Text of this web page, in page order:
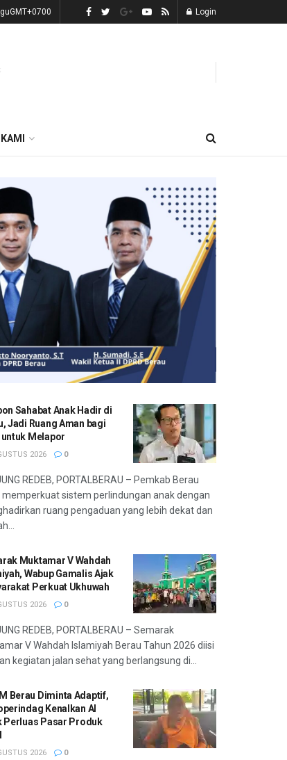
Login
Sahabat Anak Hadir di
Jadi Ruang Aman bagi
untuk Melapor
2026 0
REDEB, PORTALBERAU – Pemkab Berau
sistem perlindungan anak dengan
ruang pengaduan yang lebih dekat dan
Muktamar V Wahdah
Wabup Gamalis Ajak
Perkuat Ukhuwah
2026 0
REDEB, PORTALBERAU – Semarak
V Wahdah Islamiyah Berau Tahun 2026 diisi
kegiatan jalan sehat yang berlangsung di...
Berau Diminta Adaptif,
Kenalkan AI
Perluas Pasar Produk
2026 0